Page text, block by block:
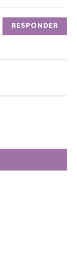
RESPONDER